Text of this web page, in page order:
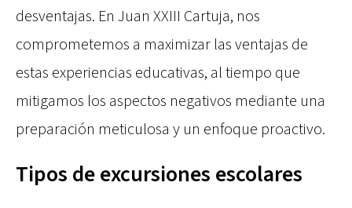
desventajas. En Juan XXIII Cartuja, nos
comprometemos a maximizar las ventajas de
estas experiencias educativas, al tiempo que
mitigamos los aspectos negativos mediante una
preparación meticulosa y un enfoque proactivo.
Tipos de excursiones escolares